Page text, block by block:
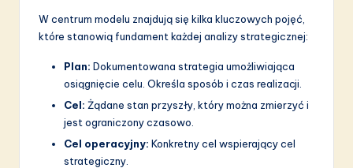
oW centrum modelu znajdują się kilka kluczowych pojęć,
które stanowią fundament każdej analizy strategicznej:
Plan: Dokumentowana strategia umożliwiająca
osiągnięcie celu. Określa sposób i czas realizacji.
Cel: Żądane stan przyszły, który można zmierzyć i
jest ograniczony czasowo.
Cel operacyjny: Konkretny cel wspierający cel
strategiczny.